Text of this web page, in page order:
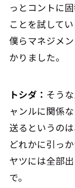
っとコントに
ことを試して
僕らマネジメ
かりました。
トシダ： そう
ャンルに関係
送るというの
どれかに引っ
ヤツには全部
で。